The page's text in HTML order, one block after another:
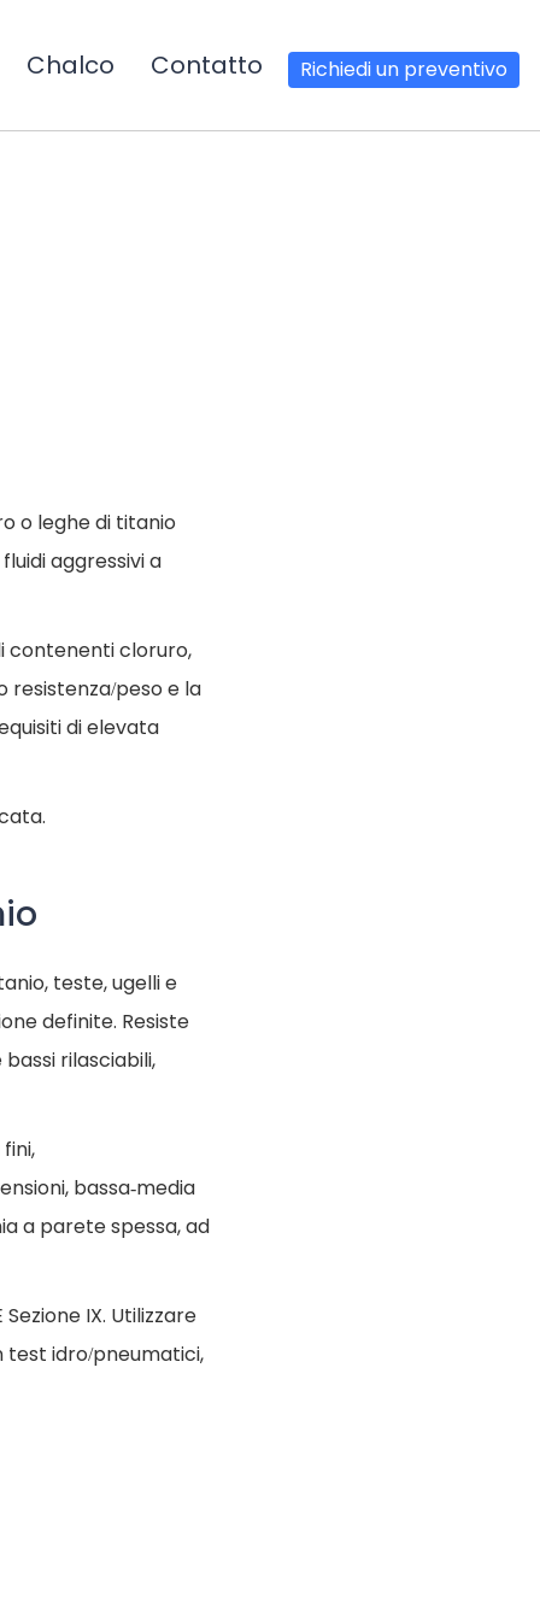
Chalco Contatto Richiedi un preventivo
o leghe di titanio
aggressivi a
contenenti cloruro,
resistenza/peso e la
di elevata
teste, ugelli e
definite. Resiste
rilasciabili,
bassa-media
a parete spessa, ad
IX. Utilizzare
test idro/pneumatici,